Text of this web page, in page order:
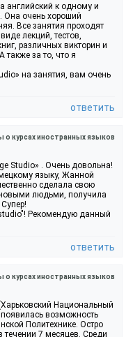
английский к одному и
Она очень хороший
Все занятия проходят
лекций, тестов,
различных викторин и
также за то, что я
на занятия, вам очень
ответить
о курсах иностранных языков
Studio» . Очень довольна!
языку, Жанной
сделала свою
людьми, получила
Рекомендую данный
ответить
о курсах иностранных языков
Национальный
появилась возможность
Политехнике. Остро
течении 7 месяцев. Среди